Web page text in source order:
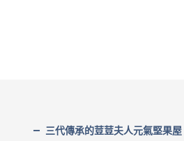
三代傳承的荳荳夫人元氣堅果